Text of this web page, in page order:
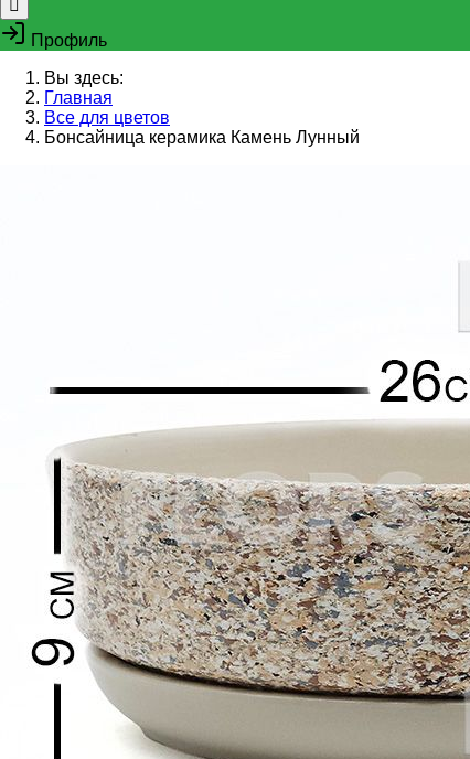
Профиль
Вы здесь:
Главная
Все для цветов
Бонсайница керамика Камень Лунный